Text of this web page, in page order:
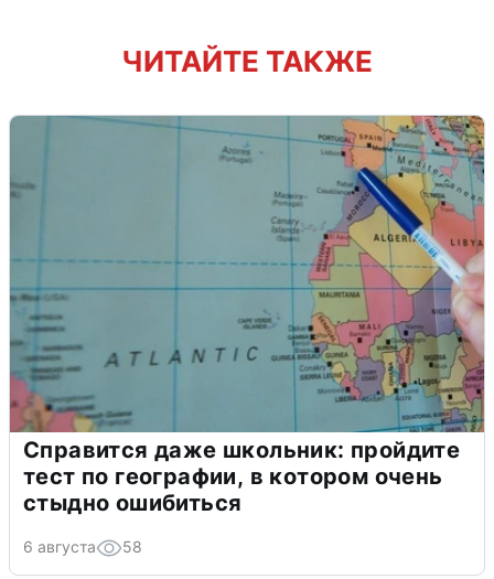
ЧИТАЙТЕ ТАКЖЕ
Справится даже школьник: пройдите
тест по географии, в котором очень
стыдно ошибиться
6 августа 58